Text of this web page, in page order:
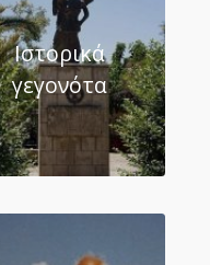
Ιστορικά
γεγονότα